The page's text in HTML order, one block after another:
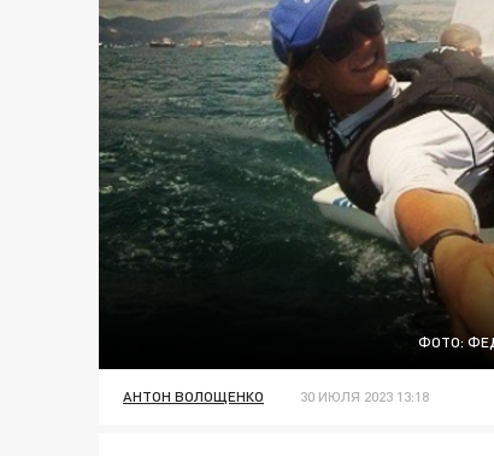
ФОТО:
АНТОН ВОЛОЩЕНКО 30 ИЮЛЯ 2023 13:18